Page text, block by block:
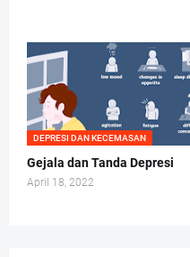
DEPRESI DAN KECEMASAN
Gejala dan Tanda Depresi
April 18, 2022